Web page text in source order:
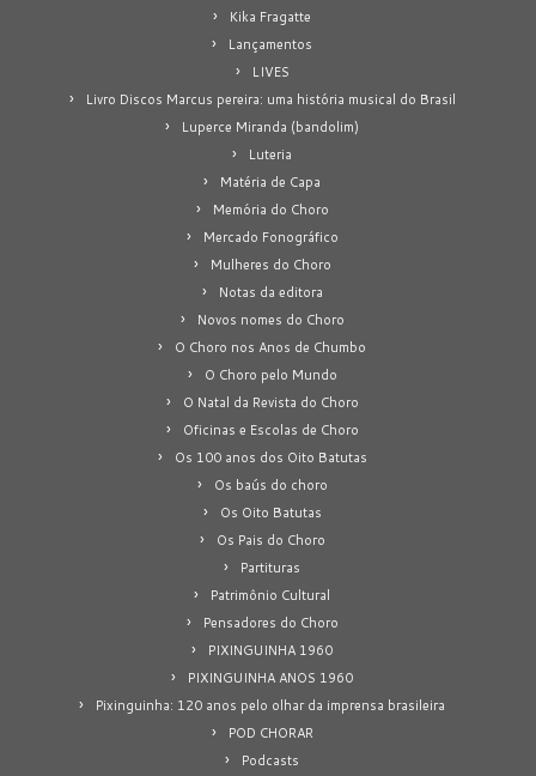
Kika Fragatte
Lançamentos
LIVES
Livro Discos Marcus pereira: uma história musical do Brasil
Luperce Miranda (bandolim)
Luteria
Matéria de Capa
Memória do Choro
Mercado Fonográfico
Mulheres do Choro
Notas da editora
Novos nomes do Choro
O Choro nos Anos de Chumbo
O Choro pelo Mundo
O Natal da Revista do Choro
Oficinas e Escolas de Choro
Os 100 anos dos Oito Batutas
Os baús do choro
Os Oito Batutas
Os Pais do Choro
Partituras
Patrimônio Cultural
Pensadores do Choro
PIXINGUINHA 1960
PIXINGUINHA ANOS 1960
Pixinguinha: 120 anos pelo olhar da imprensa brasileira
POD CHORAR
Podcasts